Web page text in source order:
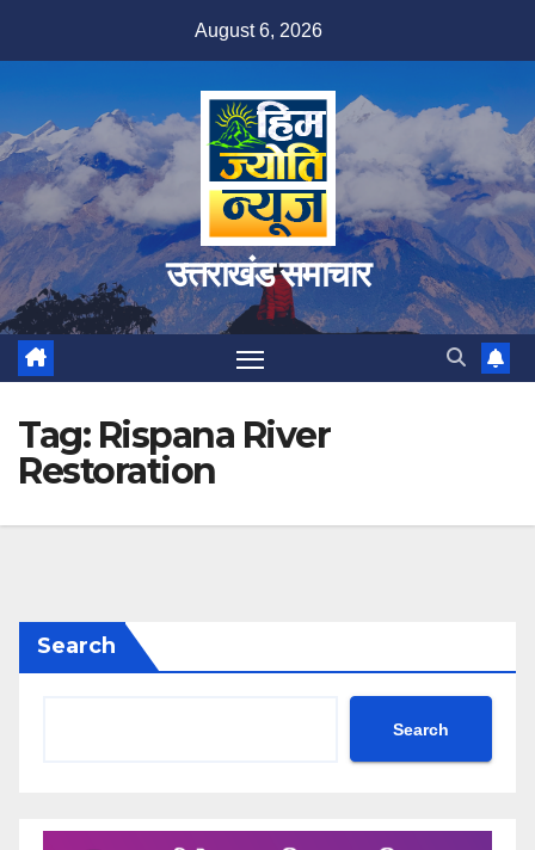
August 6, 2026
उत्तराखंड समाचार
Tag: Rispana River
Restoration
Search
Search